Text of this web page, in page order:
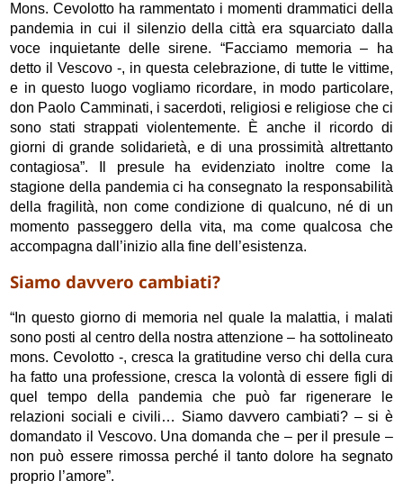
Mons. Cevolotto ha rammentato i momenti drammatici della
pandemia in cui il silenzio della città era squarciato dalla
voce inquietante delle sirene. “Facciamo memoria – ha
detto il Vescovo -, in questa celebrazione, di tutte le vittime,
e in questo luogo vogliamo ricordare, in modo particolare,
don Paolo Camminati, i sacerdoti, religiosi e religiose che ci
sono stati strappati violentemente. È anche il ricordo di
giorni di grande solidarietà, e di una prossimità altrettanto
contagiosa”. Il presule ha evidenziato inoltre come la
stagione della pandemia ci ha consegnato la responsabilità
della fragilità, non come condizione di qualcuno, né di un
momento passeggero della vita, ma come qualcosa che
accompagna dall’inizio alla fine dell’esistenza.
Siamo davvero cambiati?
“In questo giorno di memoria nel quale la malattia, i malati
sono posti al centro della nostra attenzione – ha sottolineato
mons. Cevolotto -, cresca la gratitudine verso chi della cura
ha fatto una professione, cresca la volontà di essere figli di
quel tempo della pandemia che può far rigenerare le
relazioni sociali e civili… Siamo davvero cambiati? – si è
domandato il Vescovo. Una domanda che – per il presule –
non può essere rimossa perché il tanto dolore ha segnato
proprio l’amore”.